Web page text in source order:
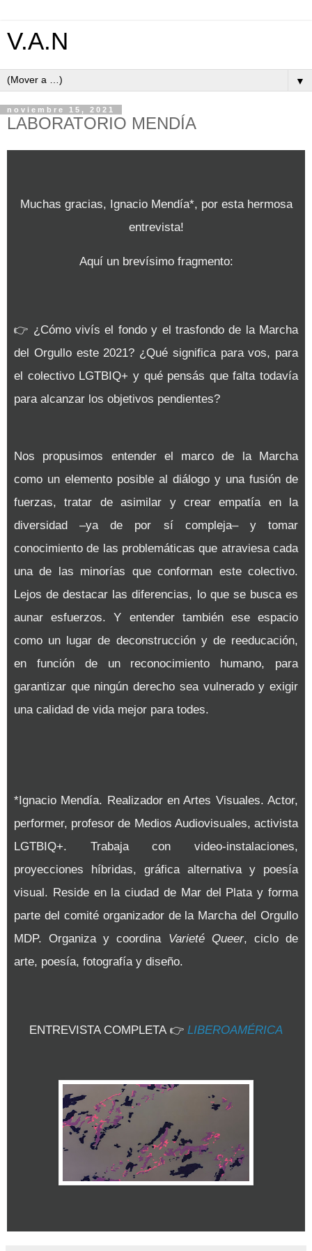
V.A.N
▼
noviembre 15, 2021
LABORATORIO MENDÍA
Muchas gracias, Ignacio Mendía*, por esta hermosa
entrevista!
Aquí un brevísimo fragmento:
👉 ¿Cómo vivís el fondo y el trasfondo de la Marcha
del Orgullo este 2021? ¿Qué significa para vos, para
el colectivo LGTBIQ+ y qué pensás que falta todavía
para alcanzar los objetivos pendientes?
Nos propusimos entender el marco de la Marcha
como un elemento posible al diálogo y una fusión de
fuerzas, tratar de asimilar y crear empatía en la
diversidad –ya de por sí compleja– y tomar
conocimiento de las problemáticas que atraviesa cada
una de las minorías que conforman este colectivo.
Lejos de destacar las diferencias, lo que se busca es
aunar esfuerzos. Y entender también ese espacio
como un lugar de deconstrucción y de reeducación,
en función de un reconocimiento humano, para
garantizar que ningún derecho sea vulnerado y exigir
una calidad de vida mejor para todes.
*Ignacio Mendía. Realizador en Artes Visuales. Actor,
performer, profesor de Medios Audiovisuales, activista
LGTBIQ+. Trabaja con video-instalaciones,
proyecciones híbridas, gráfica alternativa y poesía
visual. Reside en la ciudad de Mar del Plata y forma
parte del comité organizador de la Marcha del Orgullo
MDP. Organiza y coordina Varieté Queer, ciclo de
arte, poesía, fotografía y diseño.
ENTREVISTA COMPLETA 👉 LIBEROAMÉRICA